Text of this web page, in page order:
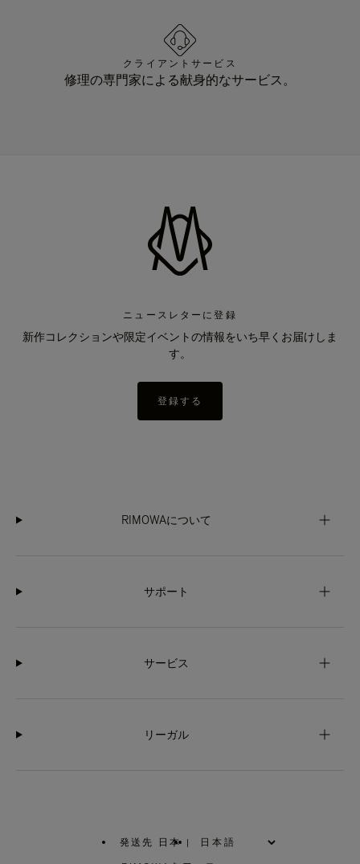
クライアントサービス
修理の専門家による献身的なサービス。
ニュースレターに登録
新作コレクションや限定イベントの情報をいち早くお届けしま
す。
登録する
RIMOWAについて
サポート
サービス
リーガル
発送先 日本 |